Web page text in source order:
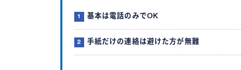
基本は電話のみでOK
手紙だけの連絡は避けた方が無難